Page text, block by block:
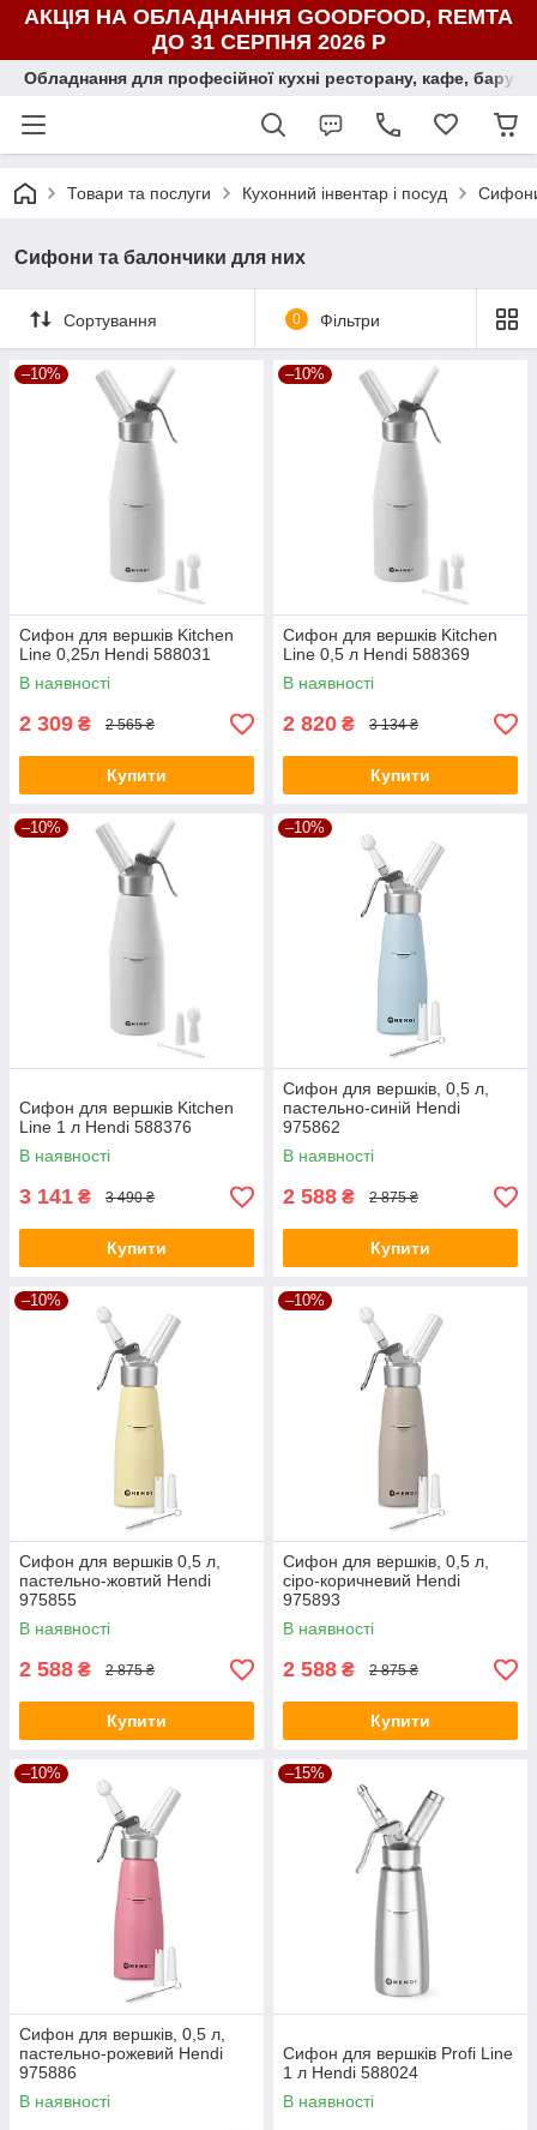
АКЦІЯ НА ОБЛАДНАННЯ GOODFOOD, REMTA
ДО 31 СЕРПНЯ 2026 Р
Обладнання для професійної кухні ресторану, кафе, бару,
Товари та послуги Кухонний інвентар і посуд
Сифони та балончики для них
Сортування 0 Фільтри
–10%
Сифон для вершків Kitchen
Line 0,25л Hendi 588031
В наявності
2 309 ₴ 2 565 ₴
Купити
–10%
Сифон для вершків Kitchen
Line 0,5 л Hendi 588369
В наявності
2 820 ₴ 3 134 ₴
Купити
–10%
Сифон для вершків Kitchen
Line 1 л Hendi 588376
В наявності
3 141 ₴ 3 490 ₴
Купити
–10%
Сифон для вершків, 0,5 л,
пастельно-синій Hendi
975862
В наявності
2 588 ₴ 2 875 ₴
Купити
–10%
Сифон для вершків 0,5 л,
пастельно-жовтий Hendi
975855
В наявності
2 588 ₴ 2 875 ₴
Купити
–10%
Сифон для вершків, 0,5 л,
сіро-коричневий Hendi
975893
В наявності
2 588 ₴ 2 875 ₴
Купити
–10%
Сифон для вершків, 0,5 л,
пастельно-рожевий Hendi
975886
В наявності
–15%
Сифон для вершків Profi Line
1 л Hendi 588024
В наявності